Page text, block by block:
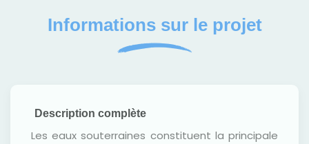
Informations sur le projet
Description complète
Les eaux souterraines constituent la principale